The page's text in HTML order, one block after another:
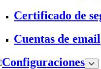
Certificado de
Cuentas de email
Configuraciones